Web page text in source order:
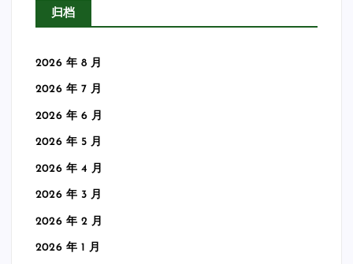
归档
2026 年 8 月
2026 年 7 月
2026 年 6 月
2026 年 5 月
2026 年 4 月
2026 年 3 月
2026 年 2 月
2026 年 1 月